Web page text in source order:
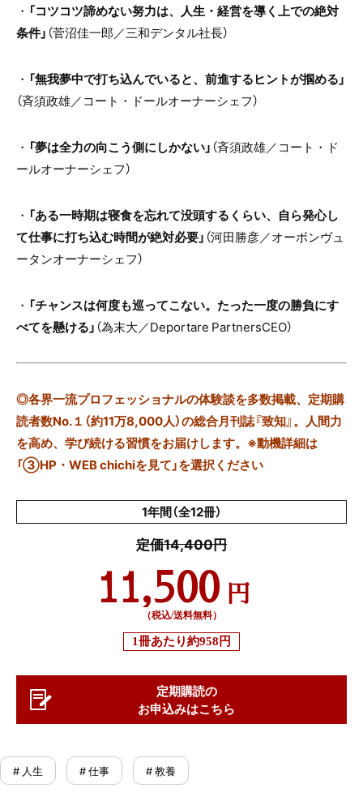
・ 「コツコツ諦めない努力は、人生・経営を導く上での絶対
条件」 （菅沼佳一郎／三和デンタル社長）
・ 「無我夢中で打ち込んでいると、前進するヒントが掴める」
（斉須政雄／コート・ドールオーナーシェフ）
・ 「夢は全力の向こう側にしかない」 （斉須政雄／コート・ド
ールオーナーシェフ）
・ 「ある一時期は寝食を忘れて没頭するくらい、自ら発心し
て仕事に打ち込む時間が絶対必要」 （河田勝彦／オーボンヴュ
ータンオーナーシェフ）
・ 「チャンスは何度も巡ってこない。たった一度の勝負にす
べてを懸ける」 （為末大／Deportare PartnersCEO）
◎各界一流プロフェッショナルの体験談を多数掲載、定期購
読者数No.１（約11万8,000人）の総合月刊誌『致知』。人間力
を高め、学び続ける習慣をお届けします。※動機詳細は
「③HP・WEB chichiを見て」を選択ください
1年間（全12冊）
定価14,400円
11,500 円
（税込/送料無料）
1冊あたり約958円
定期購読の
お申込みはこちら
# 人生 # 仕事 # 教養